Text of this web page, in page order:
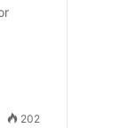
202